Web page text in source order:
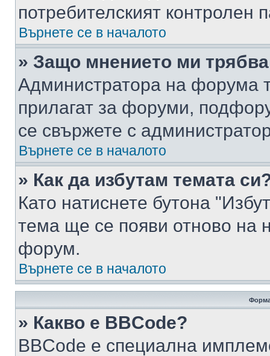
потребителският контролен
Върнете се в началото
» Защо мнението ми
Администратора на форума
прилагат за форуми,
се свържете с
Върнете се в началото
» Как да избутам темата
Като натиснете бутона
тема ще се появи отново на
форум.
Върнете се в началото
» Какво е BBCode?
BBCode е специална